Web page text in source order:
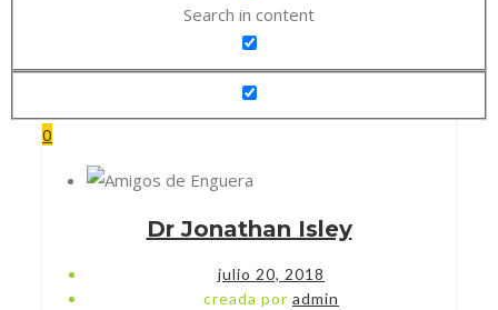
Search in content
0
Dr Jonathan Isley
julio 20, 2018
creada por admin